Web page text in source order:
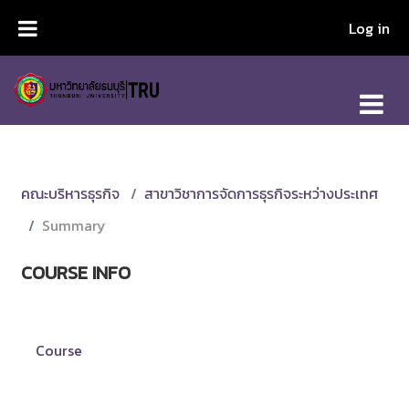
Log in
คณะบริหารธุรกิจ
สาขาวิชาการจัดการธุรกิจระหว่างประเทศ
Summary
COURSE INFO
Course